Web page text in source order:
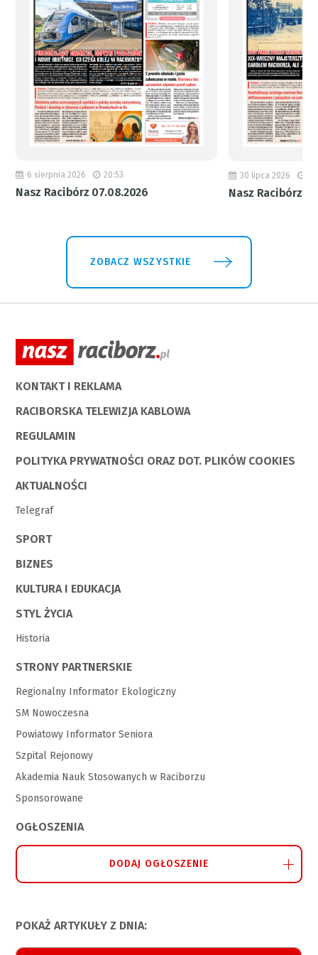
6 sierpnia 2026 20:53
Nasz Racibórz 07.08.2026
30 lipca 2026
Nasz Racibórz
ZOBACZ WSZYSTKIE
KONTAKT I REKLAMA
RACIBORSKA TELEWIZJA KABLOWA
REGULAMIN
POLITYKA PRYWATNOŚCI ORAZ DOT. PLIKÓW COOKIES
AKTUALNOŚCI
Telegraf
SPORT
BIZNES
KULTURA I EDUKACJA
STYL ŻYCIA
Historia
STRONY PARTNERSKIE
Regionalny Informator Ekologiczny
SM Nowoczesna
Powiatowy Informator Seniora
Szpital Rejonowy
Akademia Nauk Stosowanych w Raciborzu
Sponsorowane
OGŁOSZENIA
DODAJ OGŁOSZENIE
POKAŻ ARTYKUŁY Z DNIA: